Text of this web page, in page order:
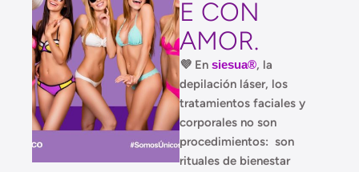
E CON
AMOR.
💜 En siesua®, la
depilación láser, los
tratamientos faciales y
corporales no son
procedimientos: son
rituales de bienestar